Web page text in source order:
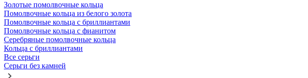
Золотые помолвочные кольца
Помолвочные кольца из белого золота
Помолвочные кольца с бриллиантами
Помолвочные кольца с фианитом
Серебряные помолвочные кольца
Кольца с бриллиантами
Все серьги
Серьги без камней